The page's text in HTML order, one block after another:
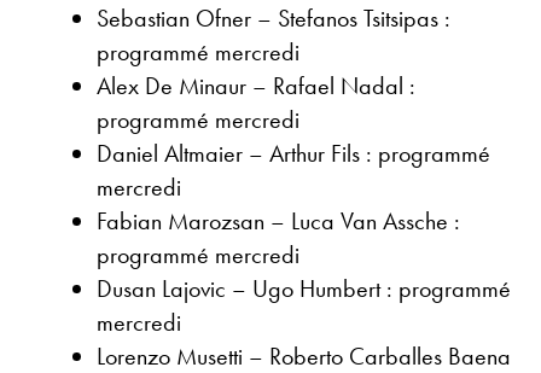
Sebastian Ofner – Stefanos Tsitsipas :
programmé mercredi
Alex De Minaur – Rafael Nadal :
programmé mercredi
Daniel Altmaier – Arthur Fils : programmé
mercredi
Fabian Marozsan – Luca Van Assche :
programmé mercredi
Dusan Lajovic – Ugo Humbert : programmé
mercredi
Lorenzo Musetti – Roberto Carballes Baena